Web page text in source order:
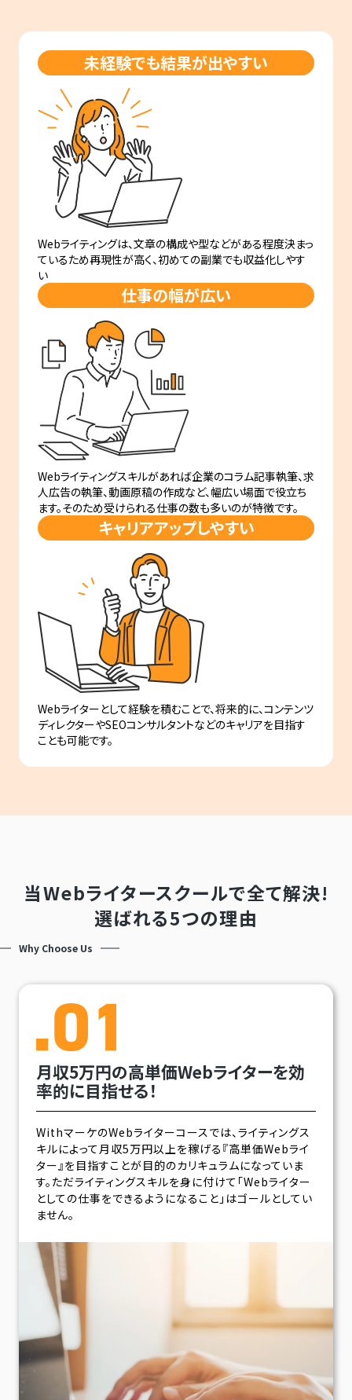
未経験でも結果が出やすい
Webライティングは、文章の構成や型などがある程度決まっ
ているため再現性が高く、初めての副業でも収益化しやす
い
仕事の幅が広い
Webライティングスキルがあれば企業のコラム記事執筆、求
人広告の執筆、動画原稿の作成など、幅広い場面で役立ち
ます。そのため受けられる仕事の数も多いのが特徴です。
キャリアアップしやすい
Webライターとして経験を積むことで、将来的に、コンテンツ
ディレクターやSEOコンサルタントなどのキャリアを目指す
ことも可能です。
当Webライタースクールで全て解決!
選ばれる5つの理由
Why Choose Us
月収5万円の高単価Webライターを効
率的に目指せる！
WithマーケのWebライターコースでは、ライティングス
キルによって月収5万円以上を稼げる『高単価Webライ
ター』を目指すことが目的のカリキュラムになっていま
す。ただライティングスキルを身に付けて「Webライター
としての仕事をできるようになること」はゴールとしてい
ません。